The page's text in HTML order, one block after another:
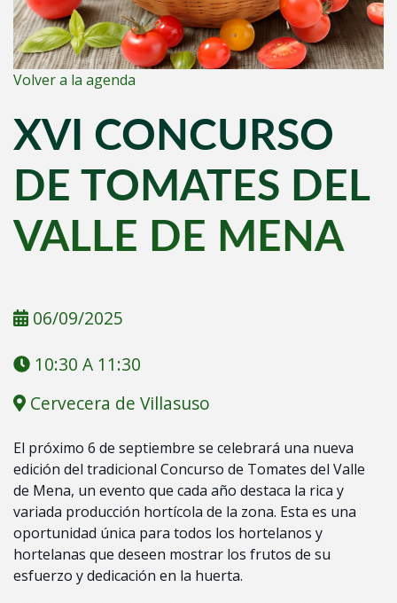
Volver a la agenda
XVI CONCURSO
DE TOMATES DEL
VALLE DE MENA
06/09/2025
10:30 A 11:30
Cervecera de Villasuso
El próximo 6 de septiembre se celebrará una nueva
edición del tradicional Concurso de Tomates del Valle
de Mena, un evento que cada año destaca la rica y
variada producción hortícola de la zona. Esta es una
oportunidad única para todos los hortelanos y
hortelanas que deseen mostrar los frutos de su
esfuerzo y dedicación en la huerta.